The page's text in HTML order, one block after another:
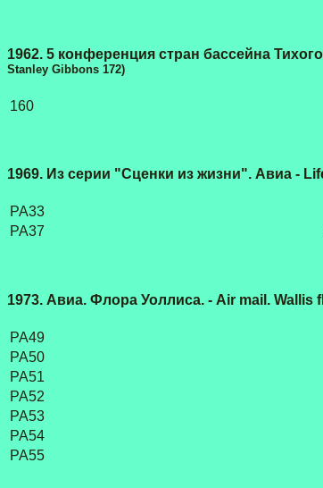
1962. 5 конференция стран бассейна
Stanley Gibbons 172)
160
1969. Из серии "Сценки из жизни". Авиа -
PA33
PA37
1973. Авиа. Флора Уоллиса. - Air mail. Wallis
PA49
PA50
PA51
PA52
PA53
PA54
PA55